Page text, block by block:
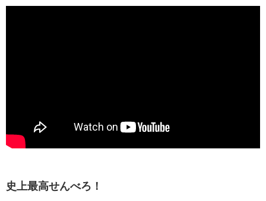
史上最高せんべろ！